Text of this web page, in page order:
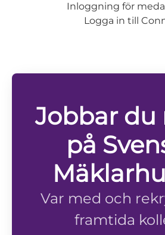
Inloggning för
Logga in till
Jobbar du
på
Var med och
framtida